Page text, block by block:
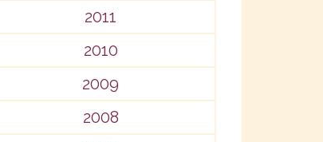
2011
2010
2009
2008